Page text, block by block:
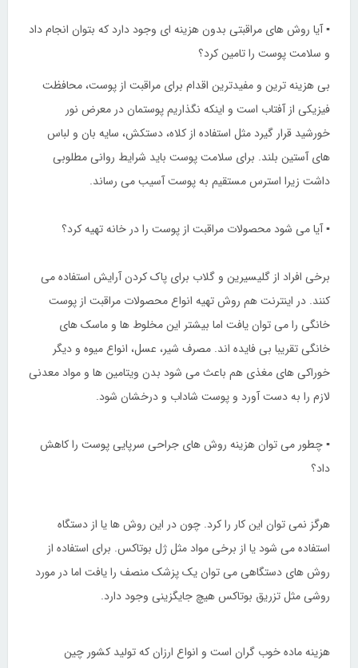
▪ آیا روش های مراقبتی بدون هزینه ای وجود دارد که بتوان انجام داد
و سلامت پوست را تامین کرد؟
بی هزینه ترین و مفیدترین اقدام برای مراقبت از پوست، محافظت
فیزیکی از آفتاب است و اینکه نگذاریم پوستمان در معرض نور
خورشید قرار گیرد مثل استفاده از کلاه، دستکش، سایه بان و لباس
های آستین بلند. برای سلامت پوست باید شرایط روانی مطلوبی
داشت زیرا استرس مستقیم به پوست آسیب می رساند.
▪ آیا می شود محصولات مراقبت از پوست را در خانه تهیه کرد؟
برخی افراد از گلیسیرین و گلاب برای پاک کردن آرایش استفاده می
کنند. در اینترنت هم روش تهیه انواع محصولات مراقبت از پوست
خانگی را می توان یافت اما بیشتر این مخلوط ها و ماسک های
خانگی تقریبا بی فایده اند. مصرف شیر، عسل، انواع میوه و دیگر
خوراکی های مغذی هم باعث می شود بدن ویتامین ها و مواد معدنی
لازم را به دست آورد و پوست شاداب و درخشان شود.
▪ چطور می توان هزینه روش های جراحی سرپایی پوست را کاهش
داد؟
هرگز نمی توان این کار را کرد. چون در این روش ها یا از دستگاه
استفاده می شود یا از برخی مواد مثل ژل بوتاکس. برای استفاده از
روش های دستگاهی می توان یک پزشک منصف را یافت اما در مورد
روشی مثل تزریق بوتاکس هیچ جایگزینی وجود دارد.
هزینه ماده خوب گران است و انواع ارزان که تولید کشور چین